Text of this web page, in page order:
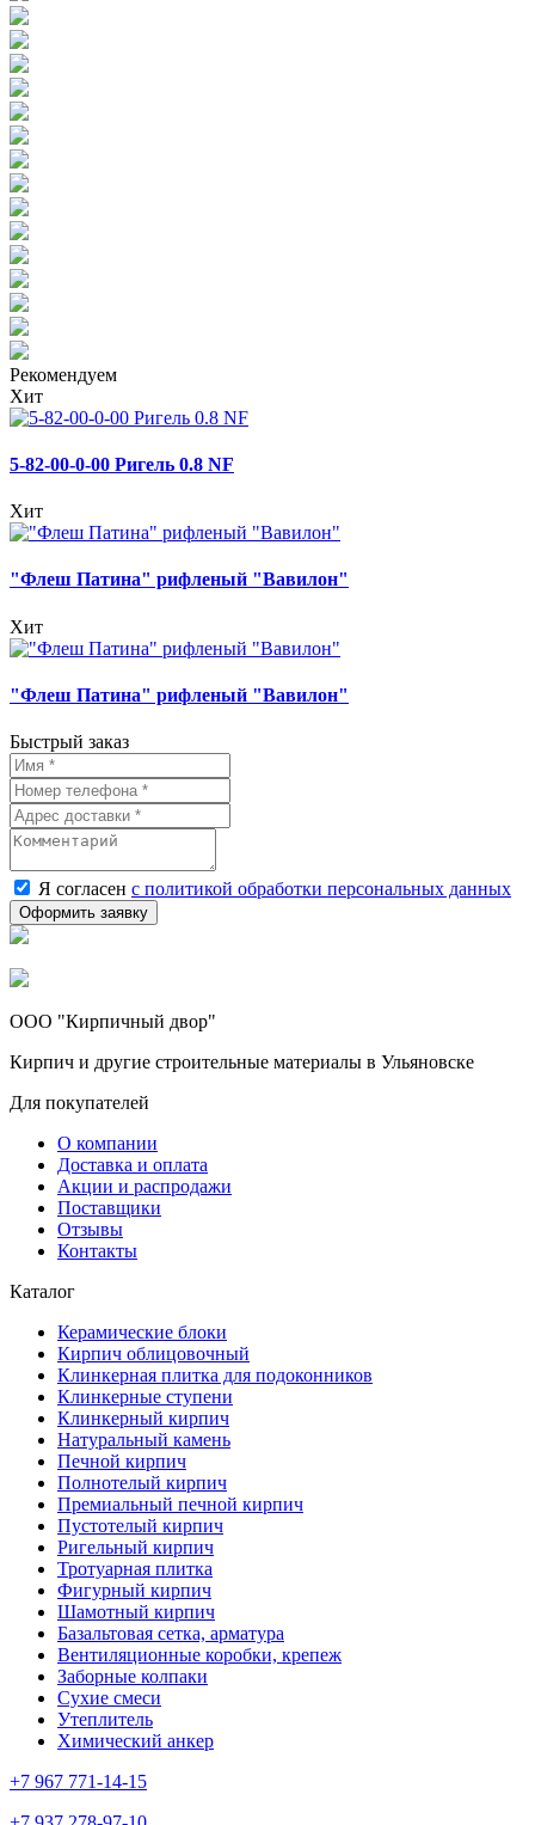
Рекомендуем
Хит
5-82-00-0-00 Ригель 0.8 NF
Хит
"Флеш Патина" рифленый "Вавилон"
Хит
"Флеш Патина" рифленый "Вавилон"
Быстрый заказ
Я согласен с политикой обработки персональных данных
ООО "Кирпичный двор"
Кирпич и другие строительные материалы в Ульяновске
Для покупателей
О компании
Доставка и оплата
Акции и распродажи
Поставщики
Отзывы
Контакты
Каталог
Керамические блоки
Кирпич облицовочный
Клинкерная плитка для подоконников
Клинкерные ступени
Клинкерный кирпич
Натуральный камень
Печной кирпич
Полнотелый кирпич
Премиальный печной кирпич
Пустотелый кирпич
Ригельный кирпич
Тротуарная плитка
Фигурный кирпич
Шамотный кирпич
Базальтовая сетка, арматура
Вентиляционные коробки, крепеж
Заборные колпаки
Сухие смеси
Утеплитель
Химический анкер
+7 967 771-14-15